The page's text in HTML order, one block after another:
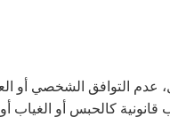
عدم التوافق الشخصي أو
قانونية كالحبس أو الغياب